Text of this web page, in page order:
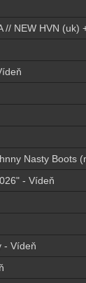
// NEW HVN (uk)
Nasty Boots
- Vídeň
- Vídeň